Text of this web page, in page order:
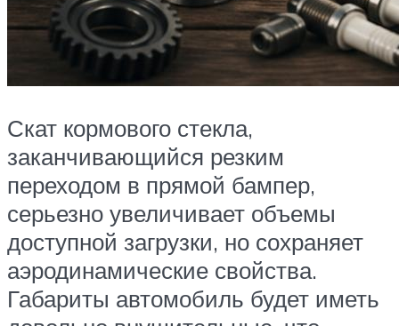
Скат кормового стекла,
заканчивающийся резким
переходом в прямой бампер,
серьезно увеличивает объемы
доступной загрузки, но сохраняет
аэродинамические свойства.
Габариты автомобиль будет иметь